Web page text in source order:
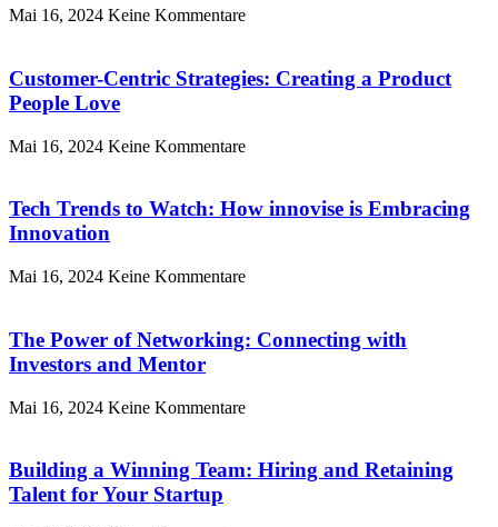
Mai 16, 2024 Keine Kommentare
Customer-Centric Strategies: Creating a Product
People Love
Mai 16, 2024 Keine Kommentare
Tech Trends to Watch: How innovise is Embracing
Innovation
Mai 16, 2024 Keine Kommentare
The Power of Networking: Connecting with
Investors and Mentor
Mai 16, 2024 Keine Kommentare
Building a Winning Team: Hiring and Retaining
Talent for Your Startup